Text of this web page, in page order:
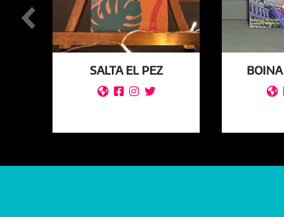
SALTA EL PEZ
    